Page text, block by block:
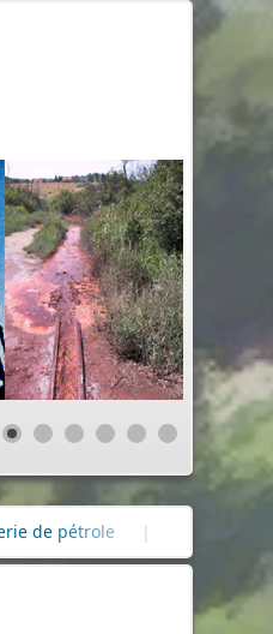
Délibérations Conseil Municipal